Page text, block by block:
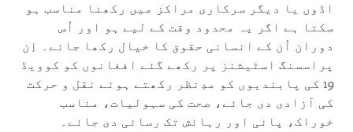
اڈوں یا دیگر سرکاری مراکز میں رکھنا مناسب ہو
سکتا ہے اگر یہ محدود وقت کے لیے ہو اور اُس
دوران اُن کے انسانی حقوق کا خیال رکھا جائے۔ اِن
پراسسنگ اسٹیشنز پر رکھے گئے افغانوں کو کوویڈ
19 کی پابندیوں کو مدِنظر رکھتے ہوئے نقل و حرکت
کی آزادی دی جائے، صحت کی سہولیات، مناسب
خوراک، پانی اور رہائش تک رسائی دی جائے۔